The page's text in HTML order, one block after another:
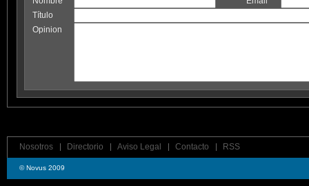
Título
Opinion
Nosotros Directorio Aviso Legal Contacto RSS
© Novus 2009